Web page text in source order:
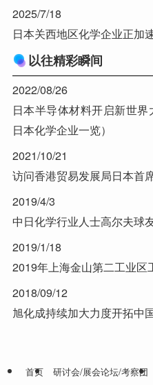
2025/7/18
日本关西地区化学企业正加
以往精彩瞬间
2022/08/26
日本半导体材料开启新世
日本化学企业一览）
2021/10/21
访问香港贸易发展局日本首
2019/4/3
中日化学行业人士高尔夫球
2019/1/18
2019年上海金山第二工业区
2018/09/12
旭化成持续加大力度开拓中
首页 研讨会/展会论坛/考察团